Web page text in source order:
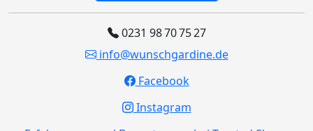
0231 98 70 75 27
info@wunschgardine.de
Facebook
Instagram